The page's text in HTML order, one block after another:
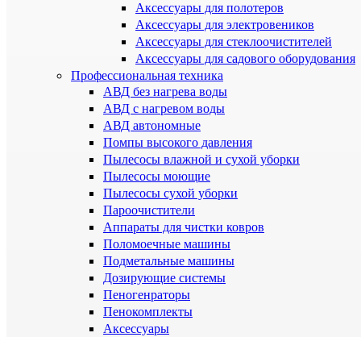
Аксессуары для полотеров
Аксессуары для электровеников
Аксессуары для стеклоочистителей
Аксессуары для садового оборудования
Профессиональная техника
АВД без нагрева воды
АВД с нагревом воды
АВД автономные
Помпы высокого давления
Пылесосы влажной и сухой уборки
Пылесосы моющие
Пылесосы сухой уборки
Пароочистители
Аппараты для чистки ковров
Поломоечные машины
Подметальные машины
Дозирующие системы
Пеногенраторы
Пенокомплекты
Аксессуары